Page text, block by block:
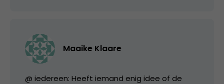
Maaike Klaare
@ iedereen: Heeft iemand enig idee of de